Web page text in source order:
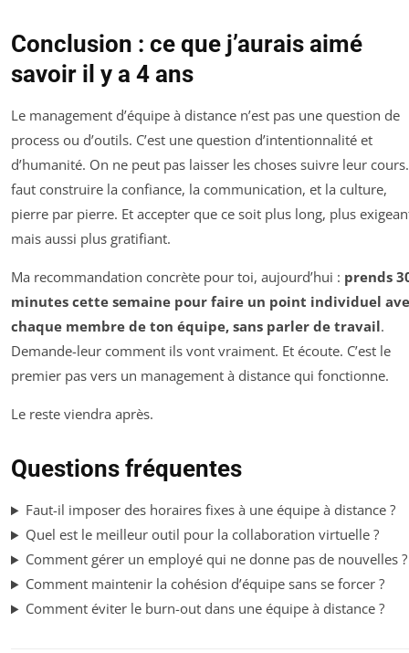
Conclusion : ce que j’aurais aimé
savoir il y a 4 ans
Le management d’équipe à distance n’est pas une question de
process ou d’outils. C’est une question d’intentionnalité et
d’humanité. On ne peut pas laisser les choses suivre leur
faut construire la confiance, la communication, et la culture,
pierre par pierre. Et accepter que ce soit plus long, plus
mais aussi plus gratifiant.
Ma recommandation concrète pour toi, aujourd’hui : prends
minutes cette semaine pour faire un point individuel
chaque membre de ton équipe, sans parler de travail.
Demande-leur comment ils vont vraiment. Et écoute. C’est le
premier pas vers un management à distance qui fonctionne.
Le reste viendra après.
Questions fréquentes
Faut-il imposer des horaires fixes à une équipe à distance ?
Quel est le meilleur outil pour la collaboration virtuelle ?
Comment gérer un employé qui ne donne pas de nouvelles ?
Comment maintenir la cohésion d’équipe sans se forcer ?
Comment éviter le burn-out dans une équipe à distance ?